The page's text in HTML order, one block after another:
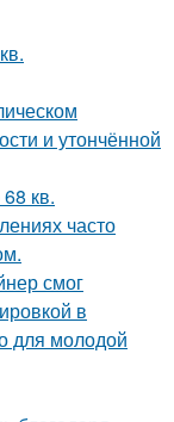
и утончённой
кв.
часто
смог
в
для молодой